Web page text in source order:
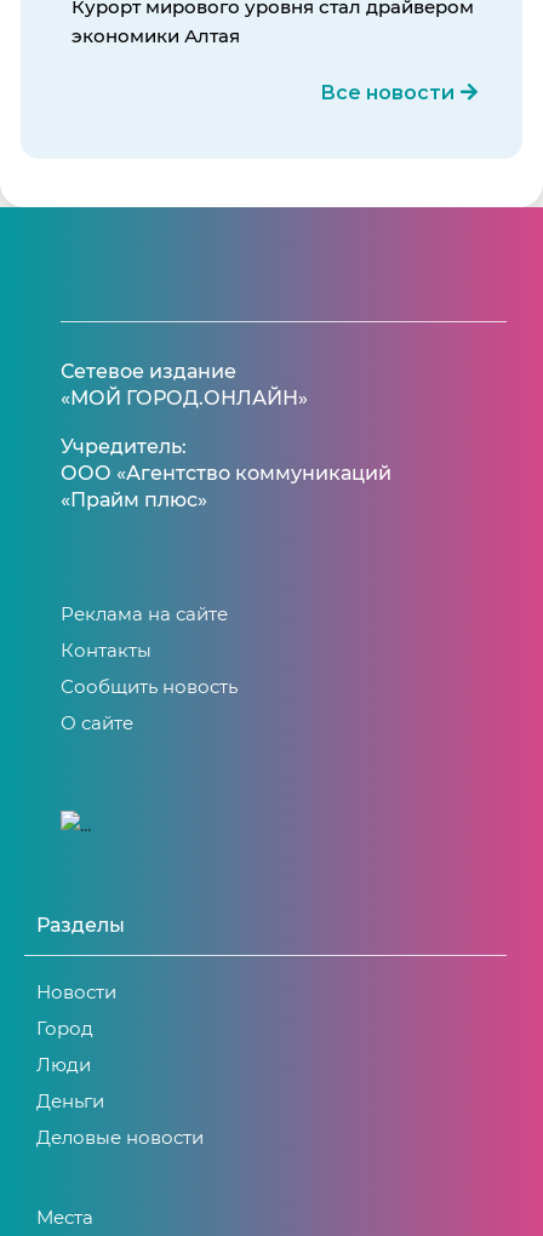
Курорт мирового уровня стал драйвером
экономики Алтая
Все новости
Сетевое издание
«МОЙ ГОРОД.ОНЛАЙН»
Учредитель:
ООО «Агентство коммуникаций
«Прайм плюс»
Реклама на сайте
Контакты
Сообщить новость
О сайте
Разделы
Новости
Город
Люди
Деньги
Деловые новости
Места